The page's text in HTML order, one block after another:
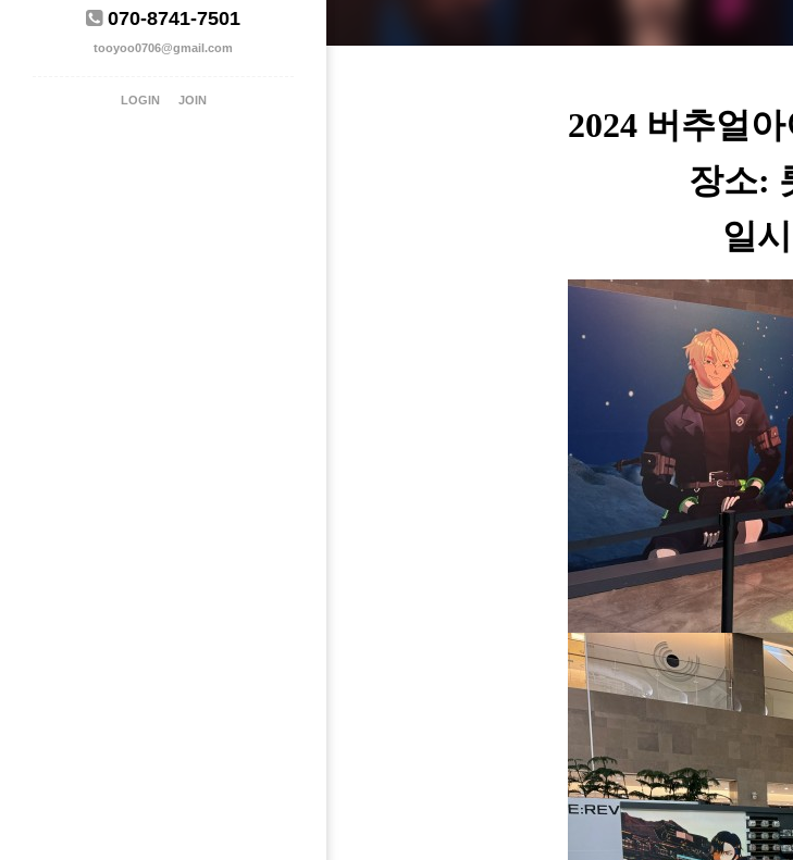
070-8741-7501
tooyoo0706@gmail.com
LOGIN JOIN
2024 버추얼
장소:
일